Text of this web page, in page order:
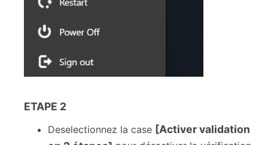
ETAPE 2
Deselectionnez la case [Activer validation